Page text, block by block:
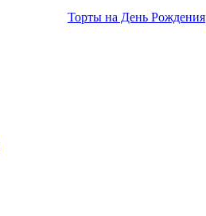
Торты на День Рождения